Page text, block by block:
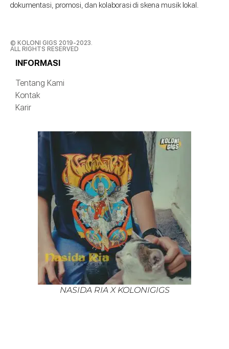
dokumentasi, promosi, dan kolaborasi di skena musik lokal.
© KOLONI GIGS 2019-2023.
ALL RIGHTS RESERVED
INFORMASI
Tentang Kami
Kontak
Karir
NASIDA RIA X KOLONIGIGS